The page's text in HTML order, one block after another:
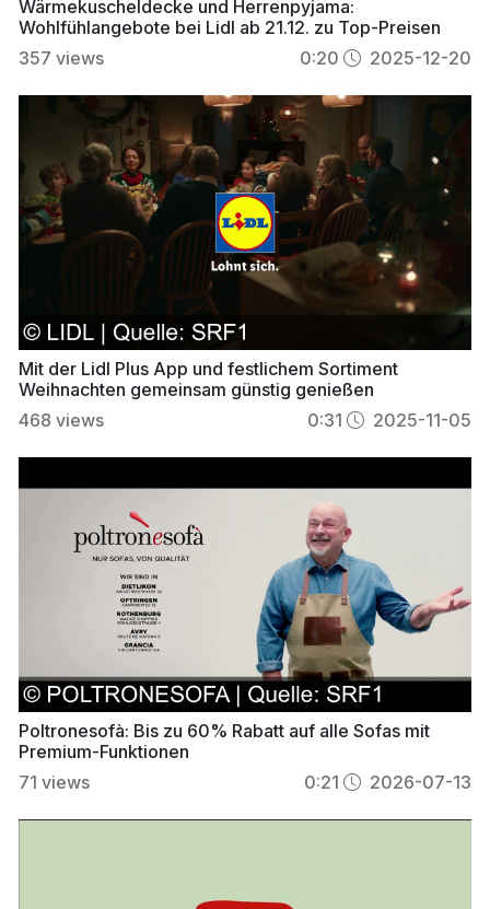
Wärmekuscheldecke und Herrenpyjama:
Wohlfühlangebote bei Lidl ab 21.12. zu Top-Preisen
357 views 0:20 2025-12-20
Mit der Lidl Plus App und festlichem Sortiment
Weihnachten gemeinsam günstig genießen
468 views 0:31 2025-11-05
Poltronesofà: Bis zu 60% Rabatt auf alle Sofas mit
Premium-Funktionen
71 views 0:21 2026-07-13